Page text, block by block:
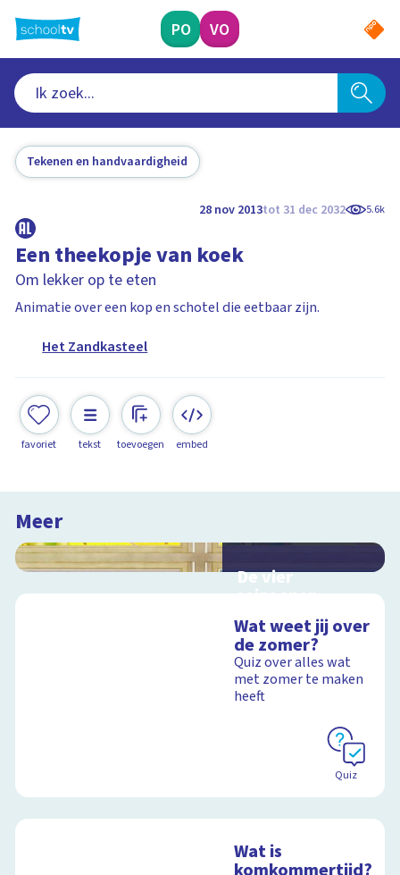
naar
hoofdinhoud
PO VO
Tekenen en handvaardigheid
28 nov 2013tot 31 dec 2032 5.6k
Een theekopje van koek
Om lekker op te eten
Animatie over een kop en schotel die eetbaar zijn.
Het Zandkasteel
favoriet tekst toevoegen embed
Meer
De vier
seizoenen
schoolplaat over de
seizoenen
Wat weet jij over
de zomer?
Quiz over alles wat
met zomer te maken
heeft
Quiz
Wat is